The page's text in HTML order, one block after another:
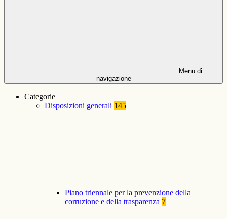
Menu di
navigazione
Categorie
Disposizioni generali 145
Piano triennale per la prevenzione della
corruzione e della trasparenza 7